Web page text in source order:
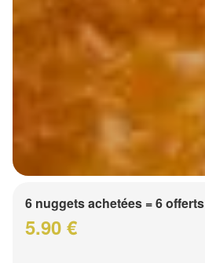
6 nuggets achetées = 6 offerts
5.90 €